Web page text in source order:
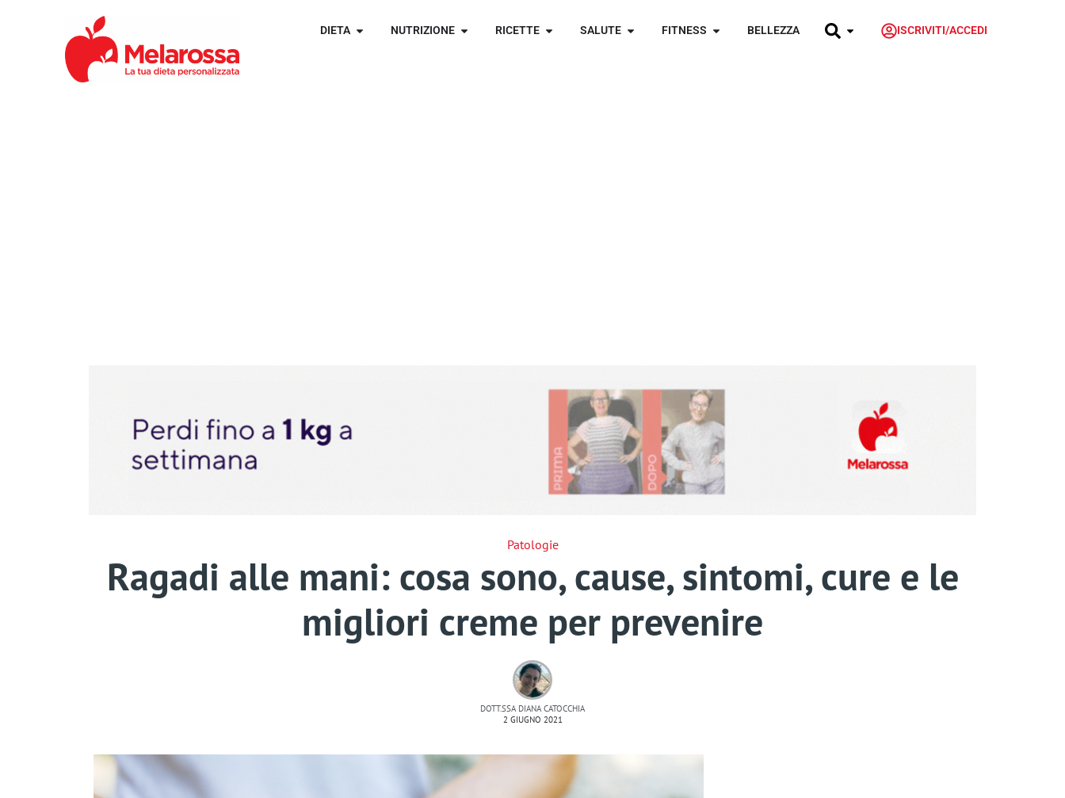
DIETA NUTRIZIONE RICETTE SALUTE FITNESS BELLEZZA ISCRIVITI/ACCEDI
Patologie
Ragadi alle mani: cosa sono, cause, sintomi, cure e le
migliori creme per prevenire
DOTT.SSA DIANA CATOCCHIA
2 GIUGNO 2021